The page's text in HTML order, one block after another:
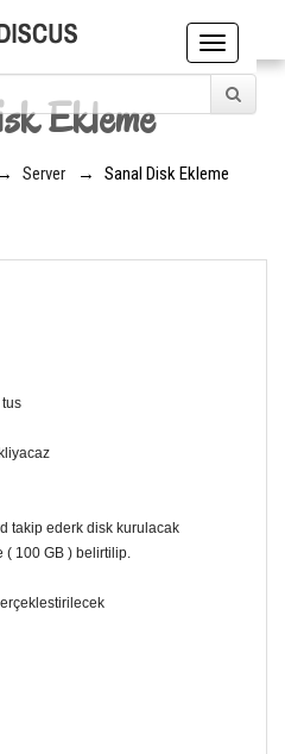
Toggle
navigation
Ekleme
→ Server → Sanal Disk Ekleme
takip ederk disk kurulacak
( 100 GB ) belirtilip.